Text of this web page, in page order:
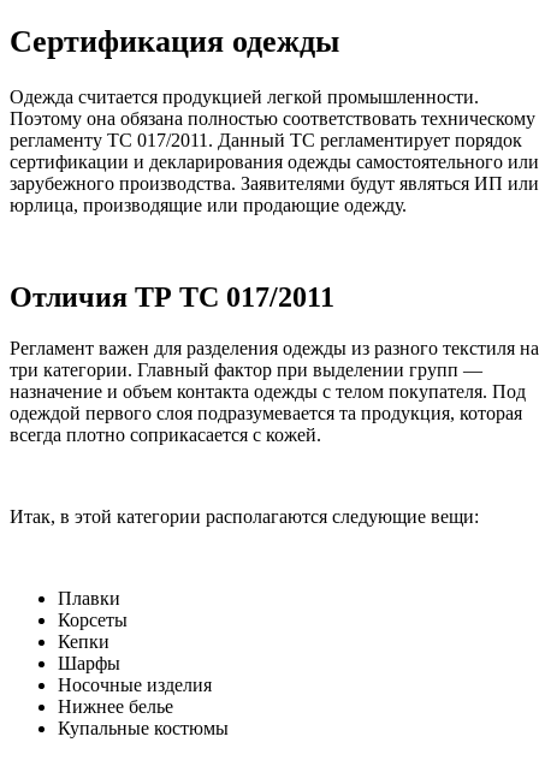
Сертификация одежды
Одежда считается продукцией легкой промышленности.
Поэтому она обязана полностью соответствовать техническому
регламенту ТС 017/2011. Данный ТС регламентирует порядок
сертификации и декларирования одежды самостоятельного или
зарубежного производства. Заявителями будут являться ИП или
юрлица, производящие или продающие одежду.
Отличия ТР ТС 017/2011
Регламент важен для разделения одежды из разного текстиля на
три категории. Главный фактор при выделении групп —
назначение и объем контакта одежды с телом покупателя. Под
одеждой первого слоя подразумевается та продукция, которая
всегда плотно соприкасается с кожей.
Итак, в этой категории располагаются следующие вещи:
Плавки
Корсеты
Кепки
Шарфы
Носочные изделия
Нижнее белье
Купальные костюмы